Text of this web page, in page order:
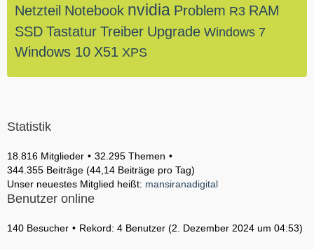
Netzteil Notebook nvidia Problem R3 RAM
SSD Tastatur Treiber Upgrade Windows 7
Windows 10 X51 XPS
Statistik
18.816 Mitglieder
32.295 Themen
344.355 Beiträge (44,14 Beiträge pro Tag)
Unser neuestes Mitglied heißt: mansiranadigital
Benutzer online
140 Besucher Rekord: 4 Benutzer (2. Dezember 2024 um 04:53)